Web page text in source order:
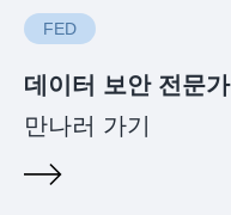
FED
데이터 보안 전문가
만나러 가기